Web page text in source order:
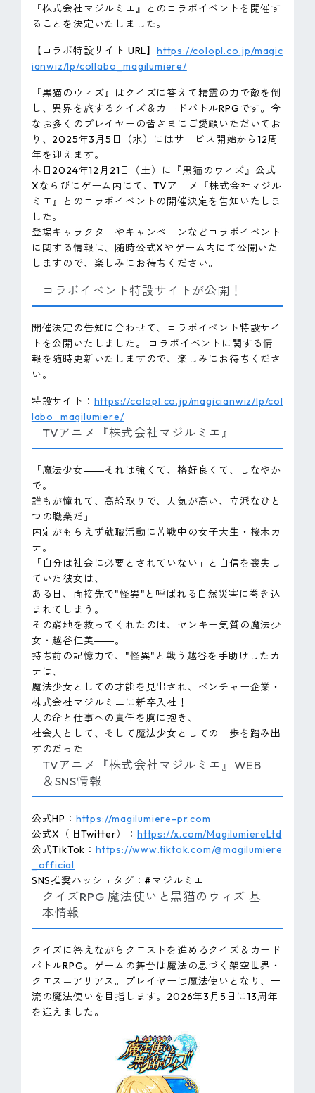
『株式会社マジルミエ』とのコラボイベントを開催す
ることを決定いたしました。
【コラボ特設サイト URL】https://colopl.co.jp/magic
ianwiz/lp/collabo_magilumiere/
『黒猫のウィズ』はクイズに答えて精霊の力で敵を倒
し、異界を旅するクイズ＆カードバトルRPGです。今
なお多くのプレイヤーの皆さまにご愛顧いただいてお
り、2025年3月5日（水）にはサービス開始から12周
年を迎えます。
本日2024年12月21日（土）に『黒猫のウィズ』公式
Xならびにゲーム内にて、TVアニメ『株式会社マジル
ミエ』とのコラボイベントの開催決定を告知いたしま
した。
登場キャラクターやキャンペーンなどコラボイベント
に関する情報は、随時公式Xやゲーム内にて公開いた
しますので、楽しみにお待ちください。
コラボイベント特設サイトが公開！
開催決定の告知に合わせて、コラボイベント特設サイ
トを公開いたしました。 コラボイベントに関する情
報を随時更新いたしますので、楽しみにお待ちくださ
い。
特設サイト： https://colopl.co.jp/magicianwiz/lp/col
labo_magilumiere/
TVアニメ『株式会社マジルミエ』
「魔法少女――それは強くて、格好良くて、しなやか
で。
誰もが憧れて、高給取りで、人気が高い、立派なひと
つの職業だ」
内定がもらえず就職活動に苦戦中の女子大生・桜木カ
ナ。
「自分は社会に必要とされていない」と自信を喪失し
ていた彼女は、
ある日、面接先で"怪異"と呼ばれる自然災害に巻き込
まれてしまう。
その窮地を救ってくれたのは、ヤンキー気質の魔法少
女・越谷仁美――。
持ち前の記憶力で、"怪異"と戦う越谷を手助けしたカ
ナは、
魔法少女としての才能を見出され、ベンチャー企業・
株式会社マジルミエに新卒入社！
人の命と仕事への責任を胸に抱き、
社会人として、そして魔法少女としての一歩を踏み出
すのだった――
TVアニメ『株式会社マジルミエ』WEB
＆SNS情報
公式HP： https://magilumiere-pr.com
公式X（旧Twitter）：https://x.com/MagilumiereLtd
公式TikTok：https://www.tiktok.com/@magilumiere
_official
SNS推奨ハッシュタグ：#マジルミエ
クイズRPG 魔法使いと黒猫のウィズ 基
本情報
クイズに答えながらクエストを進めるクイズ＆カード
バトルRPG。ゲームの舞台は魔法の息づく架空世界・
クエス＝アリアス。プレイヤーは魔法使いとなり、一
流の魔法使いを目指します。2026年3月5日に13周年
を迎えました。